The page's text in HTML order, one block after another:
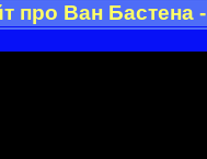
Ван Бастена